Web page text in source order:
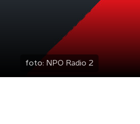
foto: NPO Radio 2